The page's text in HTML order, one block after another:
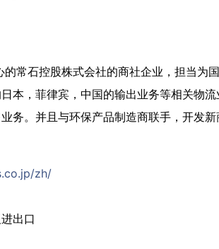
常石控股株式会社的商社企业，担当为
本，菲律宾，中国的输出业务等相关物流
务。并且与环保产品制造商联手，开发
zh/
出口